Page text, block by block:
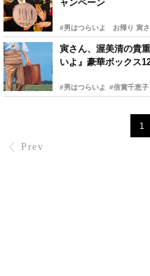
ャンペーン
#男はつらいよ お帰り 寅
寅さん、渥美清の貴
いよ』豪華ボックス
#男はつらいよ #倍賞千恵子
Prev
1